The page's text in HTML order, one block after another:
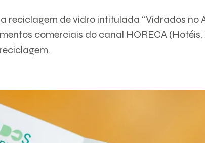
de vidro intitulada “Vidrados no
comerciais do canal HORECA